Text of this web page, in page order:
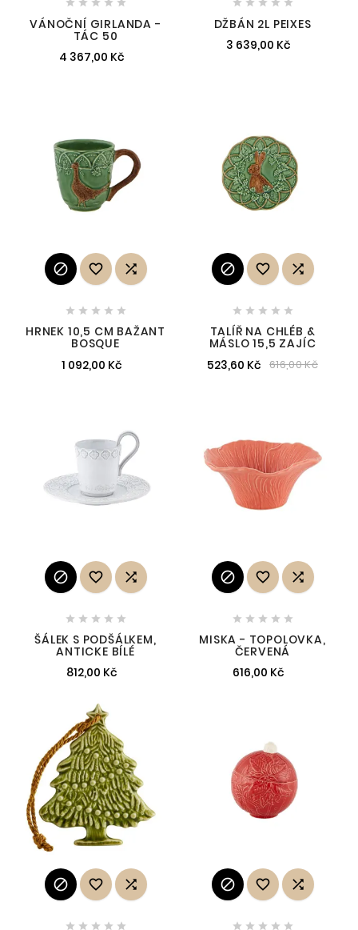
    
VÁNOČNÍ GIRLANDA -
TÁC 50
4 367,00 Kč
    
DŽBÁN 2L PEIXES
3 639,00 Kč
  
    
HRNEK 10,5 CM BAŽANT
BOSQUE
1 092,00 Kč
  
    
TALÍŘ NA CHLÉB &
MÁSLO 15,5 ZAJÍC
523,60 Kč 616,00 Kč
  
    
ŠÁLEK S PODŠÁLKEM,
ANTICKE BÍLÉ
812,00 Kč
  
    
MISKA - TOPOLOVKA,
ČERVENÁ
616,00 Kč
  
    
  
    